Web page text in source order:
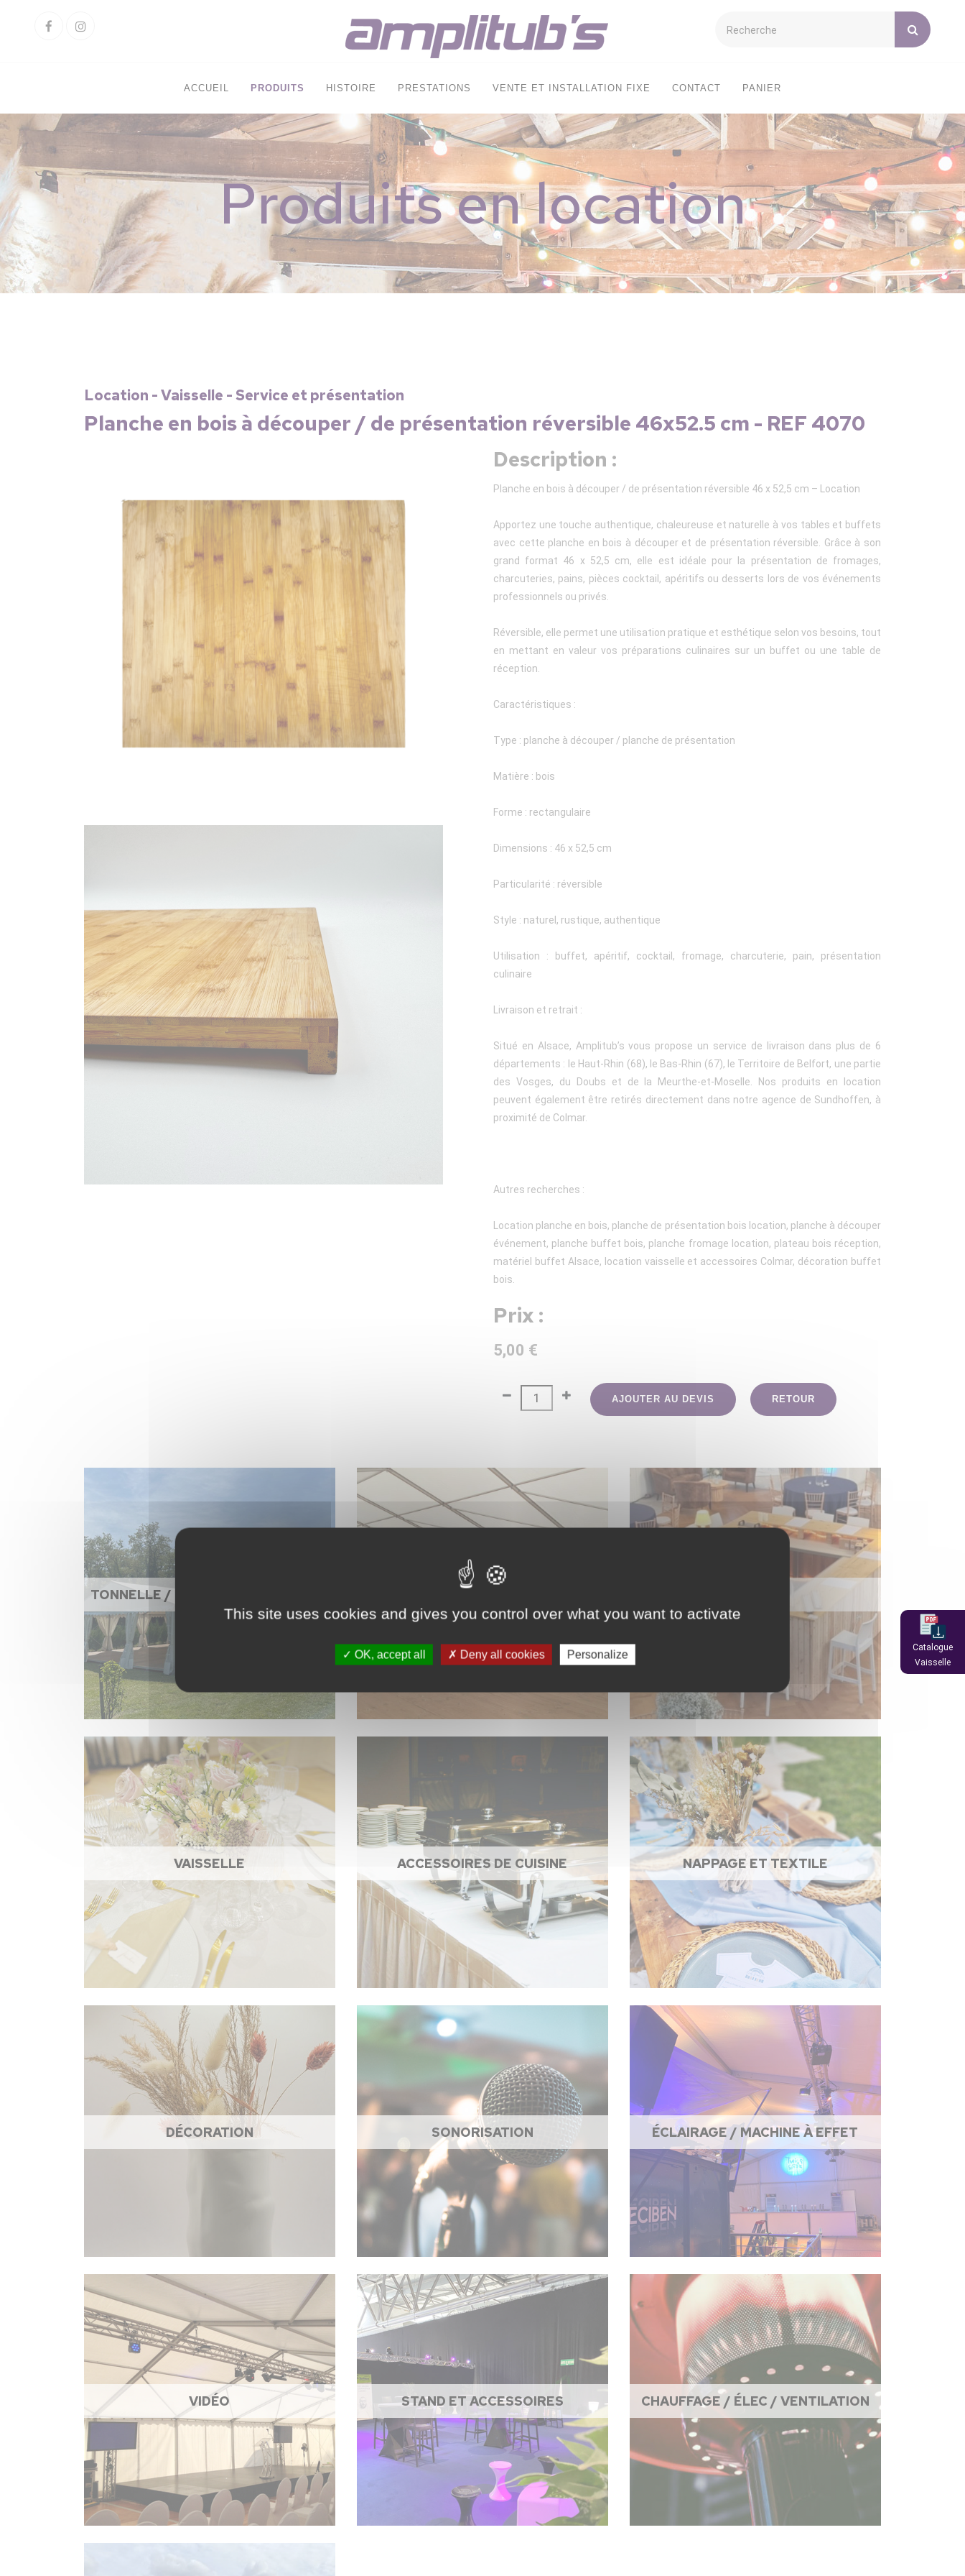
FacebookInstagram
ACCUEIL PRODUITS HISTOIRE PRESTATIONS VENTE ET INSTALLATION FIXE CONTACT PANIER
Produits en location
Location - Vaisselle - Service et présentation
Planche en bois à découper / de présentation réversible 46x52.5 cm - REF 4070
Description :
Planche en bois à découper / de présentation réversible 46 x 52,5 cm – Location
Apportez une touche authentique, chaleureuse et naturelle à vos tables et buffets
avec cette planche en bois à découper et de présentation réversible. Grâce à son
grand format 46 x 52,5 cm, elle est idéale pour la présentation de fromages,
charcuteries, pains, pièces cocktail, apéritifs ou desserts lors de vos événements
professionnels ou privés.
Réversible, elle permet une utilisation pratique et esthétique selon vos besoins, tout
en mettant en valeur vos préparations culinaires sur un buffet ou une table de
réception.
Caractéristiques :
Type : planche à découper / planche de présentation
Matière : bois
Forme : rectangulaire
Dimensions : 46 x 52,5 cm
Particularité : réversible
Style : naturel, rustique, authentique
Utilisation : buffet, apéritif, cocktail, fromage, charcuterie, pain, présentation
culinaire
Livraison et retrait :
Situé en Alsace, Amplitub’s vous propose un service de livraison dans plus de 6
départements : le Haut-Rhin (68), le Bas-Rhin (67), le Territoire de Belfort, une partie
des Vosges, du Doubs et de la Meurthe-et-Moselle. Nos produits en location
peuvent également être retirés directement dans notre agence de Sundhoffen, à
proximité de Colmar.
Autres recherches :
Location planche en bois, planche de présentation bois location, planche à découper
événement, planche buffet bois, planche fromage location, plateau bois réception,
matériel buffet Alsace, location vaisselle et accessoires Colmar, décoration buffet
bois.
Prix :
5,00 €
AJOUTER AU DEVIS RETOUR
TONNELLE / CHAPITEAU / PARASOL
VAISSELLE ACCESSOIRES DE CUISINE NAPPAGE ET TEXTILE
DÉCORATION SONORISATION ÉCLAIRAGE / MACHINE À EFFET
VIDÉO STAND ET ACCESSOIRES CHAUFFAGE / ÉLEC / VENTILATION
Catalogue
Vaisselle
This site uses cookies and gives you control over what you want to activate
OK, accept all Deny all cookies Personalize